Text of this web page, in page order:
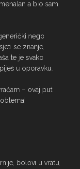
a bio sam
nego
se znanje,
te je svako
u oporavku.
– ovaj put
bolovi u vratu,